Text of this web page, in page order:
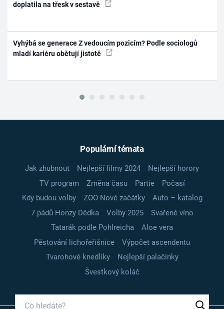
doplatila na třesk v sestavě
Vyhýbá se generace Z vedoucím pozicím? Podle sociologů
mladí kariéru obětují jistotě
Populární témata
Jak zhubnout Nejlepší filmy 2024
Nejlepší horory
TV program
Změna času Partie
Počasí
Kdy budou volby
ZOO Nové začátky
Auto – katalog
7 pádů Honzy Dědka
Volby 2025
Svařené víno
Tatarák podle Pohlreicha
Aloe vera
Pěstování lichořeřišnice
Výpočet ascendentu
Tvarohové knedlíky
Nejlepší palačinky
Švestkový koláč